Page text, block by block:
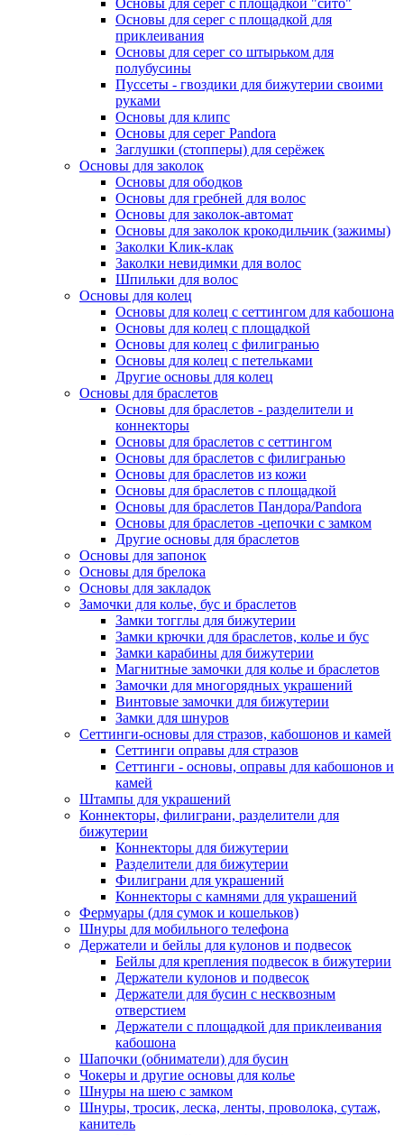
Основы для серег с площадкой "сито"
Основы для серег с площадкой для
приклеивания
Основы для серег со штырьком для
полубусины
Пуссеты - гвоздики для бижутерии своими
руками
Основы для клипс
Основы для серег Pandora
Заглушки (стопперы) для серёжек
Основы для заколок
Основы для ободков
Основы для гребней для волос
Основы для заколок-автомат
Основы для заколок крокодильчик (зажимы)
Заколки Клик-клак
Заколки невидимки для волос
Шпильки для волос
Основы для колец
Основы для колец с сеттингом для кабошона
Основы для колец с площадкой
Основы для колец с филигранью
Основы для колец с петельками
Другие основы для колец
Основы для браслетов
Основы для браслетов - разделители и
коннекторы
Основы для браслетов с сеттингом
Основы для браслетов с филигранью
Основы для браслетов из кожи
Основы для браслетов с площадкой
Основы для браслетов Пандора/Pandora
Основы для браслетов -цепочки с замком
Другие основы для браслетов
Основы для запонок
Основы для брелока
Основы для закладок
Замочки для колье, бус и браслетов
Замки тогглы для бижутерии
Замки крючки для браслетов, колье и бус
Замки карабины для бижутерии
Магнитные замочки для колье и браслетов
Замочки для многорядных украшений
Винтовые замочки для бижутерии
Замки для шнуров
Сеттинги-основы для стразов, кабошонов и камей
Сеттинги оправы для стразов
Сеттинги - основы, оправы для кабошонов и
камей
Штампы для украшений
Коннекторы, филиграни, разделители для
бижутерии
Коннекторы для бижутерии
Разделители для бижутерии
Филиграни для украшений
Коннекторы с камнями для украшений
Фермуары (для сумок и кошельков)
Шнуры для мобильного телефона
Держатели и бейлы для кулонов и подвесок
Бейлы для крепления подвесок в бижутерии
Держатели кулонов и подвесок
Держатели для бусин с несквозным
отверстием
Держатели с площадкой для приклеивания
кабошона
Шапочки (обниматели) для бусин
Чокеры и другие основы для колье
Шнуры на шею с замком
Шнуры, тросик, леска, ленты, проволока, сутаж,
канитель